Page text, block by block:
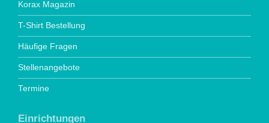
Korax Magazin
T-Shirt Bestellung
Häufige Fragen
Stellenangebote
Termine
Einrichtungen